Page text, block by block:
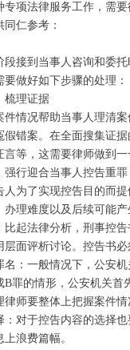
专项法律服务工作，需
仁参考：
段接到当事人咨询和委
做好如下步骤的处理：
梳理证据
件情况帮助当事人理清
假错案。在全面搜集证
言等，这需要律师做到
行迎合当事人控告重罪
人为了实现控告目的而
理难度以及后续可能
起法律分析，刑事控
层面评析讨论。控告书
：一般情况下，公安
B罪的情形，公安机关
师要整体上把握案件
对于控告内容的选择
浪费篇幅。